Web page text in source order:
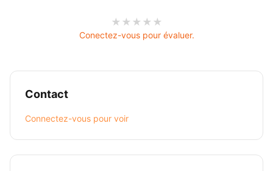
★ ★ ★ ★ ★
Conectez-vous pour évaluer.
Contact
Connectez-vous pour voir